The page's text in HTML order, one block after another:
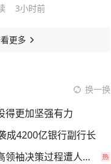
3小时前
更多
换一换
得更加坚强有力
成4200亿银行副行长
伊朗总统：最高领袖决策过程遭人利用